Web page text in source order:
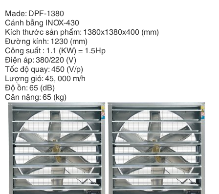
Made: DPF-1380
Cánh bằng INOX-430
Kích thước sản phẩm: 1380x1380x400 (mm)
Đường kính: 1230 (mm)
Công suất : 1.1 (KW) = 1.5Hp
Điện áp: 380/220 (V)
Tốc độ quay: 450 (V/p)
Lượng gió: 45, 000 m/h
Độ ồn: 65 (dB)
Cân nặng: 65 (kg)